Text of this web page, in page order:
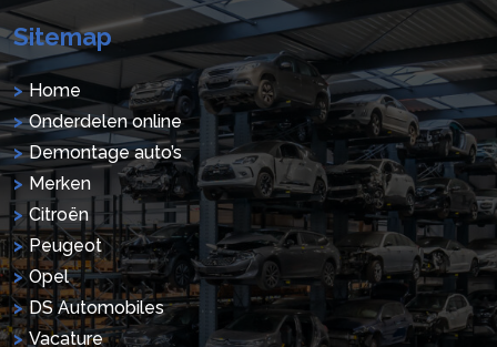
Sitemap
Home
Onderdelen online
Demontage auto’s
Merken
Citroën
Peugeot
Opel
DS Automobiles
Vacature